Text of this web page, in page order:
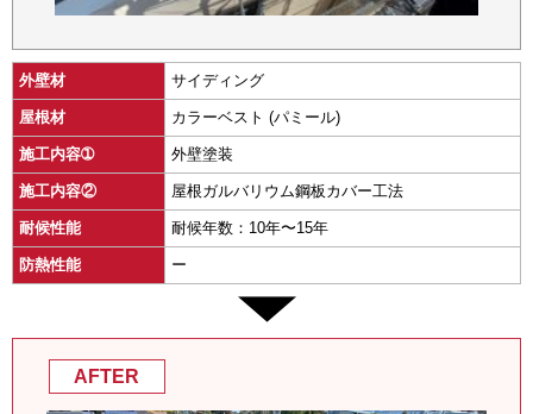
外壁材 サイディング
屋根材 カラーベスト (パミール)
施工内容➀ 外壁塗装
施工内容② 屋根ガルバリウム鋼板カバー工法
耐候性能 耐候年数：10年〜15年
防熱性能 ー
AFTER